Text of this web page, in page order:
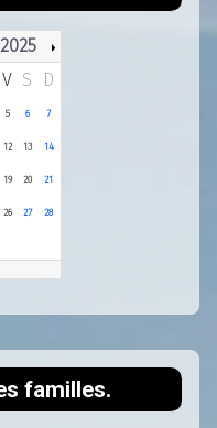
familles.
V S D
5 6 7
12 13 14
19 20 21
26 27 28